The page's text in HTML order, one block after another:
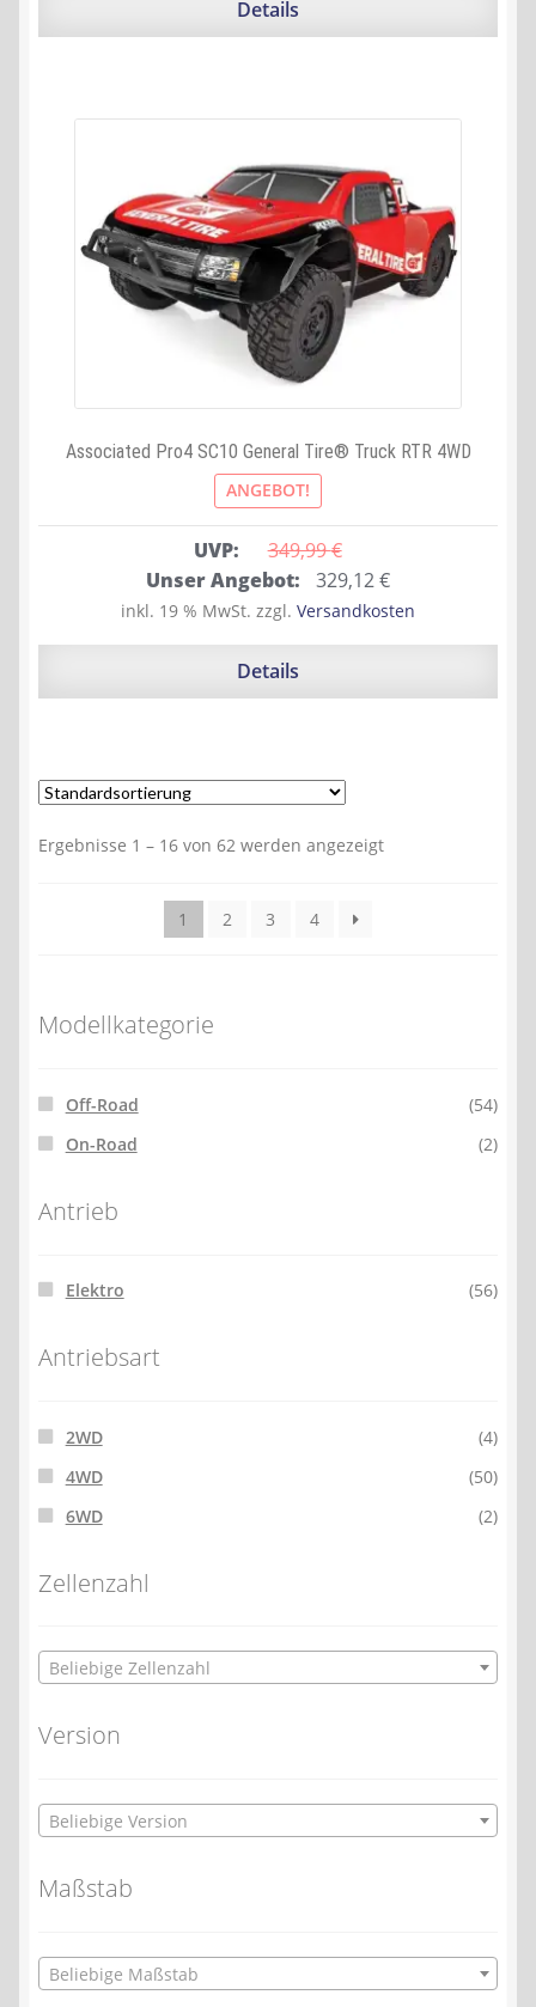
Details
Associated Pro4 SC10 General Tire® Truck RTR 4WD
ANGEBOT!
UVP: 349,99 €
Ursprünglicher
Preis
war:
Unser Angebot: 329,12€Aktueller
Preis
ist:
inkl. 19 % MwSt. zzgl. Versandkosten
Details
Ergebnisse 1 – 16 von 62 werden angezeigt
1 2 3 4
Modellkategorie
Off-Road
(54)
On-Road
(2)
Antrieb
Elektro (56)
Antriebsart
2WD
(4)
4WD
(50)
6WD
(2)
Zellenzahl
Beliebige Zellenzahl
Version
Beliebige Version
Maßstab
Beliebige Maßstab